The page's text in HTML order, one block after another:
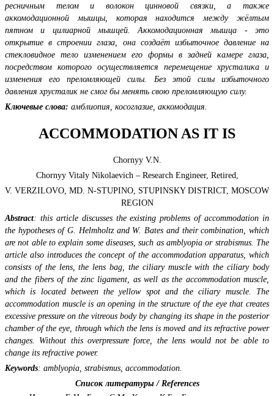
ресничным телом и волокон цинновой связки, а также
аккомодационной мышцы, которая находится между жёлтым
пятном и цилиарной мышцей. Аккомодационная мышца - это
открытие в строении глаза, она создаёт избыточное давление на
стекловидное тело изменением его формы в задней камере глаза,
посредством которого осуществляется перемещение хрусталика и
изменения его преломляющей силы. Без этой силы избыточного
давления хрусталик не смог бы менять свою преломляющую силу.
Ключевые слова: амблиопия, косоглазие, аккомодация.
ACCOMMODATION AS IT IS
Chornyy V.N.
Chornyy Vitaly Nikolaevich – Research Engineer, Retired,
V. VERZILOVO, MD. N-STUPINO, STUPINSKY DISTRICT, MOSCOW
REGION
Abstract: this article discusses the existing problems of accommodation in
the hypotheses of G. Helmholtz and W. Bates and their combination, which
are not able to explain some diseases, such as amblyopia or strabismus. The
article also introduces the concept of the accommodation apparatus, which
consists of the lens, the lens bag, the ciliary muscle with the ciliary body
and the fibers of the zinc ligament, as well as the accommodation muscle,
which is located between the yellow spot and the ciliary muscle. The
accommodation muscle is an opening in the structure of the eye that creates
excessive pressure on the vitreous body by changing its shape in the posterior
chamber of the eye, through which the lens is moved and its refractive power
changes. Without this overpressure force, the lens would not be able to
change its refractive power.
Keywords: amblyopia, strabismus, accommodation.
Список литературы / References